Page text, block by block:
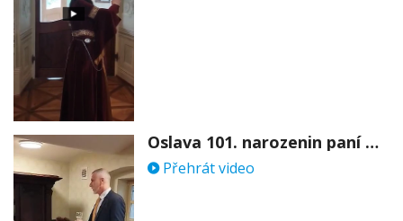
Oslava 101. narozenin paní Věry Skořepové
Přehrát video